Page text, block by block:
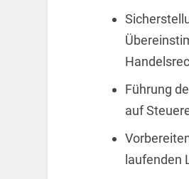
Führung
auf
laufenden